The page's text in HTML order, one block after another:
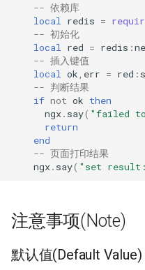
google
graphite
headers-more
hmac-secure-link
html-sanitize
image-filter
-- 依赖库
local
redis =
-- 初始化
local
red = redis :
-- 插入键值
local
ok err = red :
-- 判断结果
if not ok then
ngx. say( "failed
return
end
-- 页面打印结果
ngx. say( "set
注意事项(Note)
默认值(Default Value)